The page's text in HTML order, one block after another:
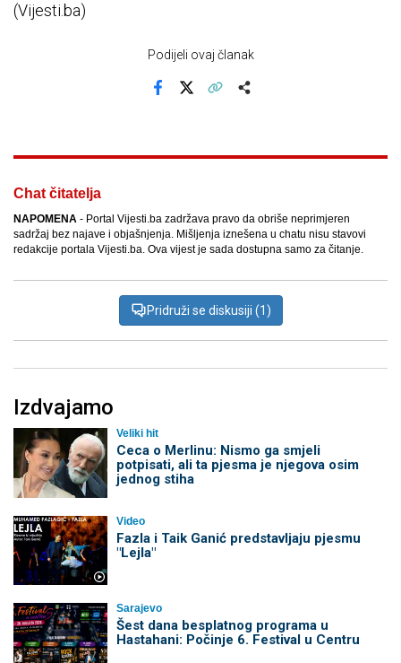
(Vijesti.ba)
Podijeli ovaj članak
Chat čitatelja
NAPOMENA - Portal Vijesti.ba zadržava pravo da obriše neprimjeren
sadržaj bez najave i objašnjenja. Mišljenja iznešena u chatu nisu stavovi
redakcije portala Vijesti.ba. Ova vijest je sada dostupna samo za čitanje.
Pridruži se diskusiji (1)
Izdvajamo
Veliki hit
Ceca o Merlinu: Nismo ga smjeli
potpisati, ali ta pjesma je njegova osim
jednog stiha
Video
Fazla i Taik Ganić predstavljaju pjesmu
"Lejla"
Sarajevo
Šest dana besplatnog programa u
Hastahani: Počinje 6. Festival u Centru